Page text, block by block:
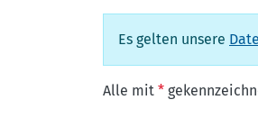
Es gelten unsere
Alle mit *